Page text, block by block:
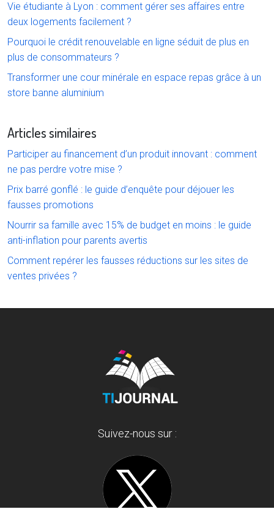
Vie étudiante à Lyon : comment gérer ses affaires entre
deux logements facilement ?
Pourquoi le crédit renouvelable en ligne séduit de plus en
plus de consommateurs ?
Transformer une cour minérale en espace repas grâce à un
store banne aluminium
Articles similaires
Participer au financement d’un produit innovant : comment
ne pas perdre votre mise ?
Prix barré gonflé : le guide d’enquête pour déjouer les
fausses promotions
Nourrir sa famille avec 15% de budget en moins : le guide
anti-inflation pour parents avertis
Comment repérer les fausses réductions sur les sites de
ventes privées ?
Suivez-nous sur :